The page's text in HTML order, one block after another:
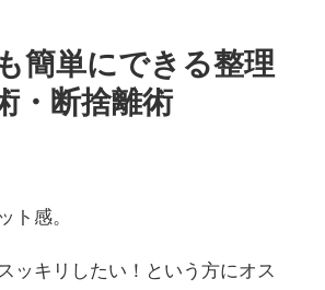
簡単にできる整理
・断捨離術
ト感。
ッキリしたい！という方にオス